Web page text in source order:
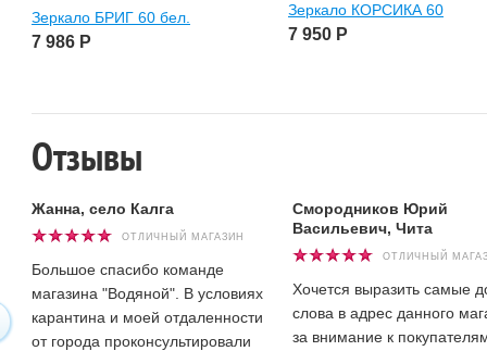
Зеркало БРИГ 60 бел.
7 986 Р
Зеркало КОРСИКА 60
7 950 Р
Отзывы
Жанна, село Калга
ОТЛИЧНЫЙ МАГАЗИН
Большое спасибо команде
магазина "Водяной". В условиях
карантина и моей отдаленности
от города проконсультировали
Смородников Юрий
Васильевич, Чита
ОТЛИЧНЫЙ
Хочется выразить самые
слова в адрес данного
за внимание к